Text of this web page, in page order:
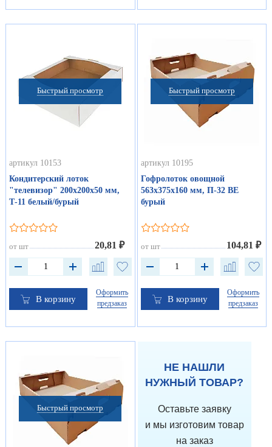
Быстрый просмотр
артикул 10153
Кондитерский лоток
"телевизор" 200х200х50 мм,
Т-11 белый/бурый
от шт 20,81 ₽
В корзину
Оформить
предзаказ
Быстрый просмотр
артикул 10195
Гофролоток овощной
563х375х160 мм, П-32 ВЕ
бурый
от шт 104,81 ₽
В корзину
Оформить
предзаказ
Быстрый просмотр
НЕ НАШЛИ
НУЖНЫЙ ТОВАР?
Оставьте заявку
и мы изготовим товар
на заказ